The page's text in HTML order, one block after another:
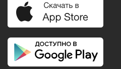
Балкон
Холодильник
Телевизор
Кондиционер